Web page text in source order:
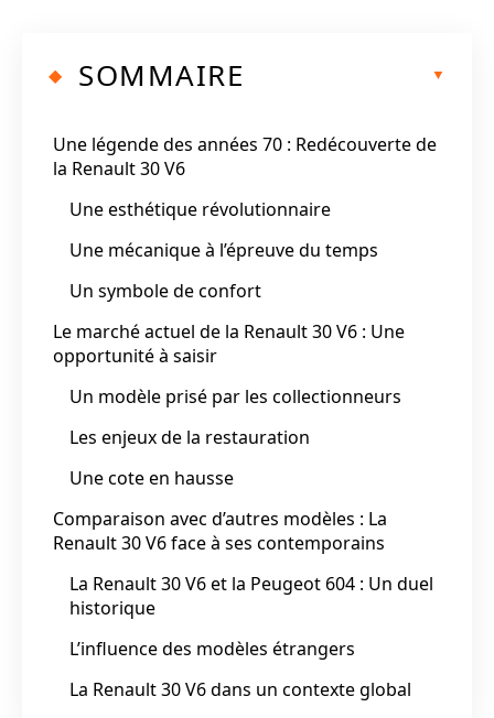
SOMMAIRE
Une légende des années 70 : Redécouverte de
la Renault 30 V6
Une esthétique révolutionnaire
Une mécanique à l’épreuve du temps
Un symbole de confort
Le marché actuel de la Renault 30 V6 : Une
opportunité à saisir
Un modèle prisé par les collectionneurs
Les enjeux de la restauration
Une cote en hausse
Comparaison avec d’autres modèles : La
Renault 30 V6 face à ses contemporains
La Renault 30 V6 et la Peugeot 604 : Un duel
historique
L’influence des modèles étrangers
La Renault 30 V6 dans un contexte global